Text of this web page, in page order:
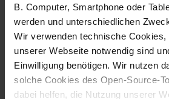
B. Computer, Smartphone oder
werden und unterschiedlichen
Wir verwenden technische Cookies,
unserer Webseite notwendig sind
Einwilligung benötigen. Wir nutzen
solche Cookies des Open-Source-
dabei helfen, die Nutzung unserer
Sternbach
Download